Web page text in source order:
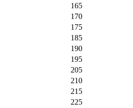
165
170
175
185
190
195
205
210
215
225